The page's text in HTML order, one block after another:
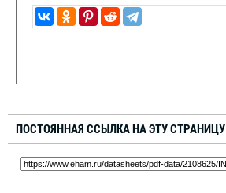
ПОСТОЯННАЯ ССЫЛКА НА ЭТУ СТРАНИЦУ